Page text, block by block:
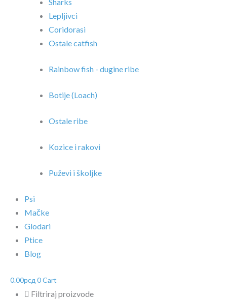
Lepljivci
Coridorasi
Ostale catfish
Rainbow fish - dugine ribe
Botije (Loach)
Ostale ribe
Kozice i rakovi
Puževi i školjke
Psi
Mačke
Glodari
Ptice
Blog
0.00рсд 0Cart
Filtriraj proizvode